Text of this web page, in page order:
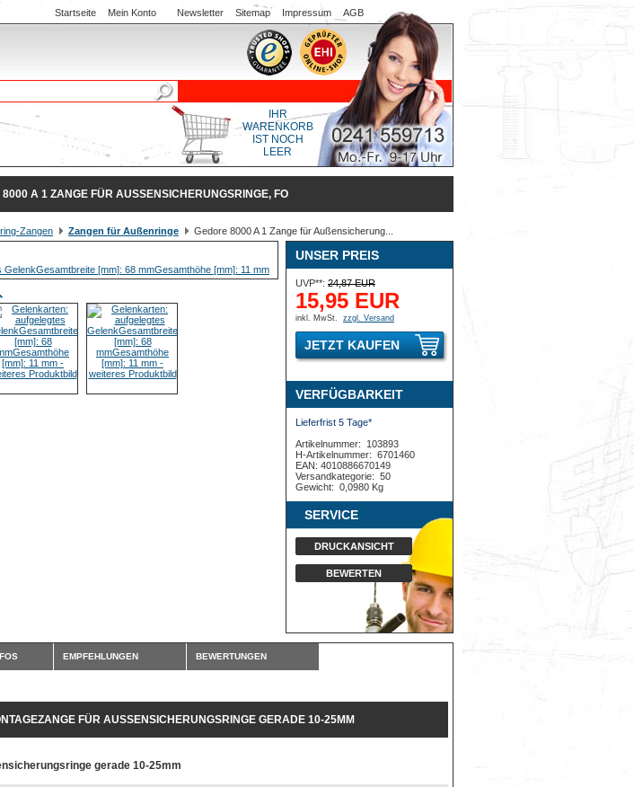
Startseite Mein Konto Newsletter Sitemap Impressum AGB
IHR
WARENKORB
IST NOCH
LEER
A 1 ZANGE FÜR AUSSENSICHERUNGSRINGE, FO
Zangen Zangen für Außenringe Gedore 8000 A 1 Zange für Außensicherung...
UNSER PREIS
UVP**: 24,87 EUR
15,95 EUR
inkl. MwSt. zzgl. Versand
JETZT KAUFEN
VERFÜGBARKEIT
Lieferfrist 5 Tage*
Artikelnummer:
103893
H-Artikelnummer: 6701460
EAN: 4010886670149
Versandkategorie: 50
Gewicht: 0,0980 Kg
SERVICE
DRUCKANSICHT
BEWERTEN
EMPFEHLUNGEN BEWERTUNGEN
FÜR AUSSENSICHERUNGSRINGE GERADE 10-25MM
gerade 10-25mm